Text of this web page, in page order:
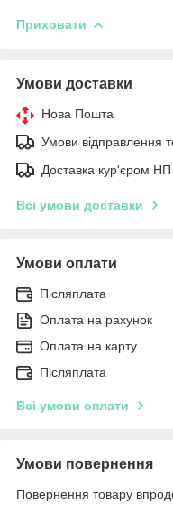
Приховати
Умови доставки
Нова Пошта
Умови відправлення
Доставка кур'єром НП
Всі умови доставки
Умови оплати
Післяплата
Оплата на рахунок
Оплата на карту
Післяплата
Всі умови оплати
Умови повернення
Повернення товару